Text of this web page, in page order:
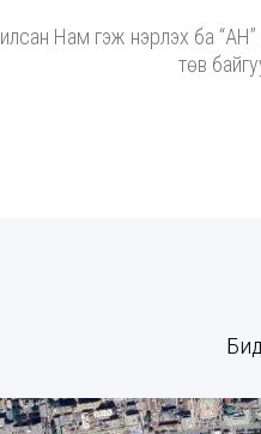
Нам гэж нэрлэх ба
төв